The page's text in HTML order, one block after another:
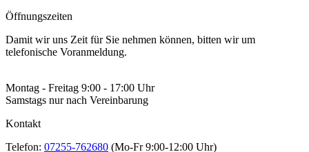
Öffnungszeiten
Damit wir uns Zeit für Sie nehmen können, bitten wir um
telefonische Voranmeldung.
Montag - Freitag 9:00 - 17:00 Uhr
Samstags nur nach Vereinbarung
Kontakt
Telefon: 07255-762680 (Mo-Fr 9:00-12:00 Uhr)